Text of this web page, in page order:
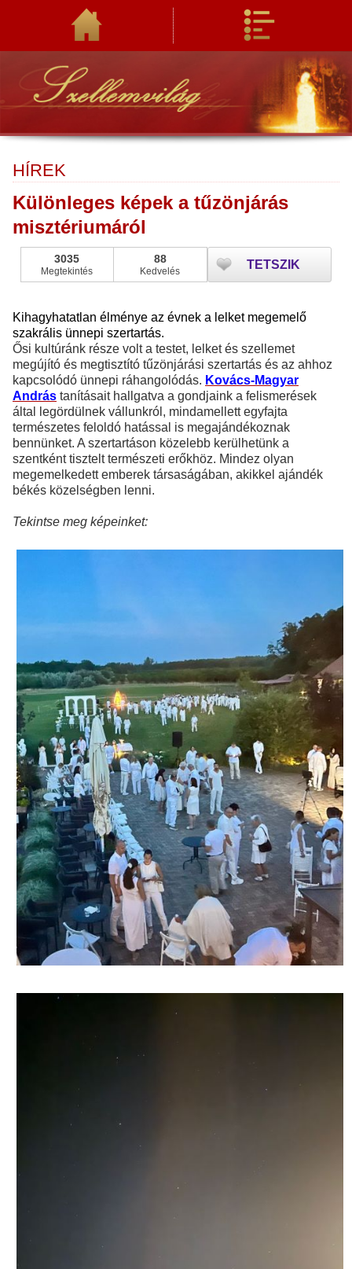
HÍREK
Különleges képek a tűzönjárás
misztériumáról
3035
Megtekintés
88
Kedvelés TETSZIK
Kihagyhatatlan élménye az évnek a lelket megemelő
szakrális ünnepi szertartás.
Ősi kultúránk része volt a testet, lelket és szellemet
megújító és megtisztító tűzönjárási szertartás és az ahhoz
kapcsolódó ünnepi ráhangolódás. Kovács-Magyar
András tanításait hallgatva a gondjaink a felismerések
által legördülnek vállunkról, mindamellett egyfajta
természetes feloldó hatással is megajándékoznak
bennünket. A szertartáson közelebb kerülhetünk a
szentként tisztelt természeti erőkhöz. Mindez olyan
megemelkedett emberek társaságában, akikkel ajándék
békés közelségben lenni.
Tekintse meg képeinket: